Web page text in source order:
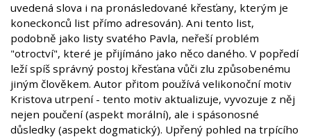
uvedená slova i na pronásledované křesťany, kterým je
koneckonců list přímo adresován). Ani tento list,
podobně jako listy svatého Pavla, neřeší problém
"otroctví", které je přijímáno jako něco daného. V popředí
leží spíš správný postoj křesťana vůči zlu způsobenému
jiným člověkem. Autor přitom používá velikonoční motiv
Kristova utrpení - tento motiv aktualizuje, vyvozuje z něj
nejen poučení (aspekt morální), ale i spásonosné
důsledky (aspekt dogmatický). Upřený pohled na trpícího